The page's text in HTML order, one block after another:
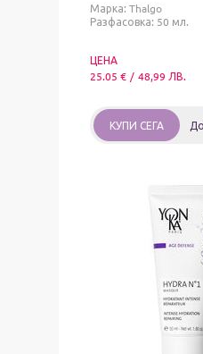
Марка: Thalgo
Разфасовка: 50 мл.
ЦЕНА
25.05 € / 48,99 ЛВ.
КУПИ СЕГА